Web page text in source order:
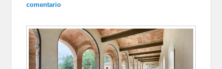
comentario